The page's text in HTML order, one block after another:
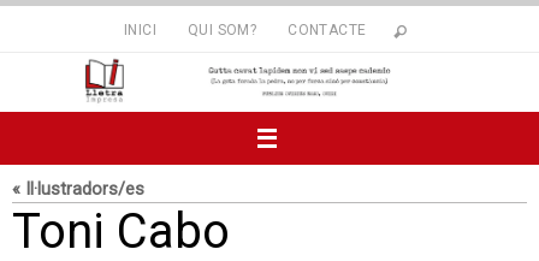
INICI QUI SOM? CONTACTE
« Il·lustradors/es
Toni Cabo